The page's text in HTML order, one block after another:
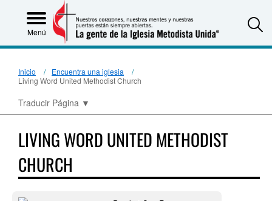
Menú
Inicio
Encuentra una iglesia
Living Word United Methodist Church
Traducir Página ▼
LIVING WORD UNITED METHODIST
CHURCH